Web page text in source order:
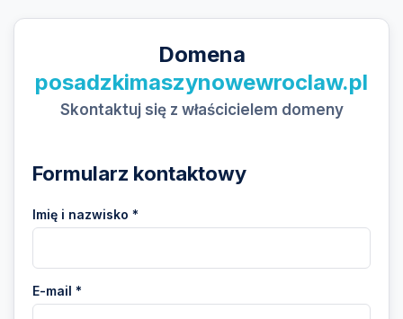
Domena
posadzkimaszynowewroclaw.pl
Skontaktuj się z właścicielem domeny
Formularz kontaktowy
Imię i nazwisko *
E-mail *